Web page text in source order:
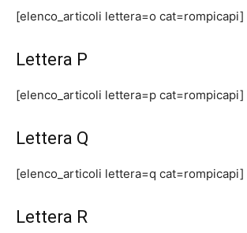
[elenco_articoli lettera=o cat=rompicapi]
Lettera P
[elenco_articoli lettera=p cat=rompicapi]
Lettera Q
[elenco_articoli lettera=q cat=rompicapi]
Lettera R